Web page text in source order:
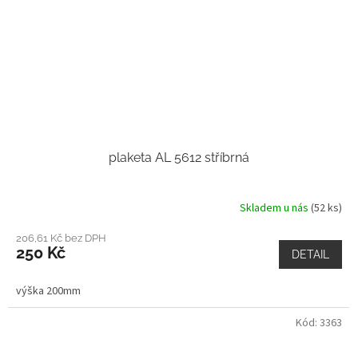
plaketa AL 5612 stříbrná
Skladem u nás (52 ks)
206,61 Kč bez DPH
250 Kč DETAIL
výška 200mm
Kód: 3363